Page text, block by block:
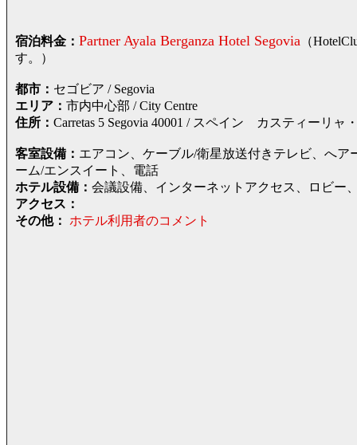
宿泊料金： Partner Ayala Berganza Hotel Segovia （
す。）
都市： セゴビア / Segovia
エリア： 市内中心部 / City Centre
住所： Carretas 5 Segovia 40001 / スペイン カスティーリ
客室設備： エアコン、ケーブル/衛星放送付きテレビ、へ
ーム/エンスイート、電話
ホテル設備： 会議設備、インターネットアクセス、ロビー
アクセス：
その他：
ホテル利用者のコメント